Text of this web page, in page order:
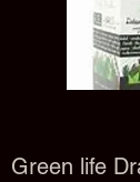
Green life